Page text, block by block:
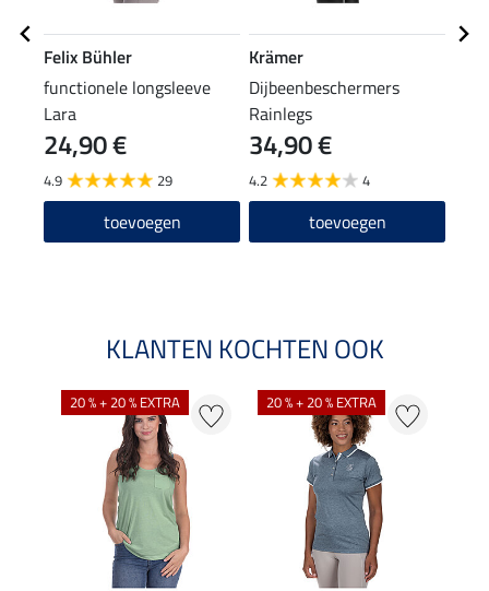
Felix Bühler
functionele longsleeve
Lara
24,90 €
4.9 29
toevoegen
Krämer
Dijbeenbeschermers
Rainlegs
34,90 €
4.2 4
toevoegen
KLANTEN KOCHTEN OOK
20 % + 20 % EXTRA 20 % + 20 % EXTRA